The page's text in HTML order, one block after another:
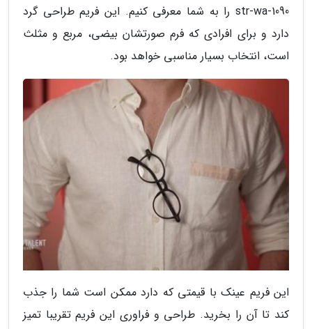
str-wa-1090 را به شما معرفی کنیم. این فریم طراحی گرد
دارد و برای افرادی که فرم صورتشان بیضی، مربع و مثلث
است، انتخاب بسیار مناسبی خواهد بود.
این فریم عینک با قیمتی که دارد ممکن است شما را جذب
کند تا آن را بخرید. طراحی و فراوری این فریم تقریبا تمیز